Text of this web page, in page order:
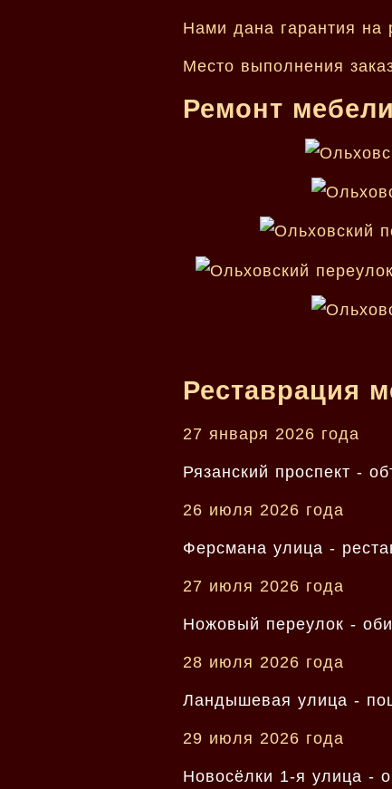
Нами дана гарантия на
Место выполнения
Ремонт
Реставрация
27 января 2026 года
Рязанский проспект -
26 июля 2026 года
Ферсмана улица -
27 июля 2026 года
Ножовый переулок -
28 июля 2026 года
Ландышевая улица -
29 июля 2026 года
Новосёлки 1-я улица -